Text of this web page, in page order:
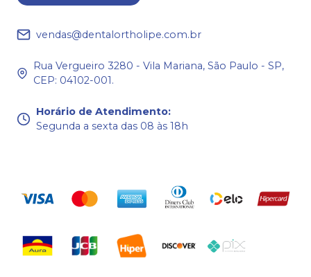
vendas@dentalortholipe.com.br
Rua Vergueiro 3280 - Vila Mariana, São Paulo - SP,
CEP: 04102-001.
Horário de Atendimento:
Segunda a sexta das 08 às 18h